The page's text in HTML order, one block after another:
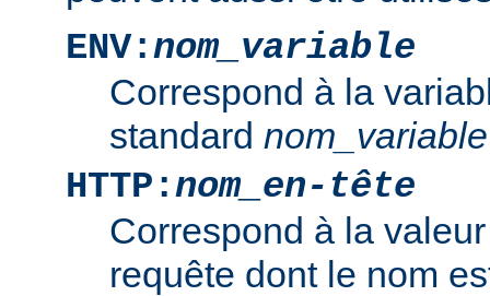
ENV:nom_variable
Correspond à la
standard nom_variable
HTTP:nom_en-tête
Correspond à la
requête dont le nom